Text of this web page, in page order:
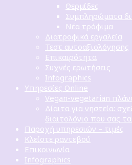
Θερμίδες
Συμπληρώματα
Νέα τρόφιμα
Διατροφικά εργαλεία
Τεστ αυτοαξιολόγησης
Επικαιρότητα
Συχνές ερωτήσεις
Infographics
Υπηρεσίες Online
Vegan-vegetarian
Δίαιτα για νηστεία:
διαιτολόγιο που σας
Παροχή υπηρεσιών – τιμές
Κλείστε ραντεβού
Επικοινωνία
Infographics